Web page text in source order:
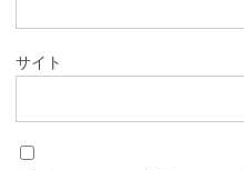
サイト